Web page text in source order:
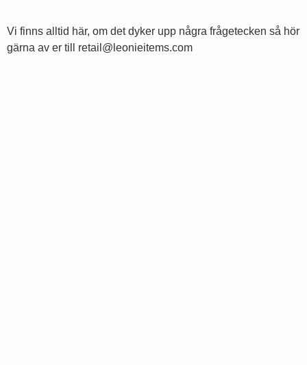
Vi finns alltid här, om det dyker upp några frågetecken så hör
gärna av er till retail@leonieitems.com